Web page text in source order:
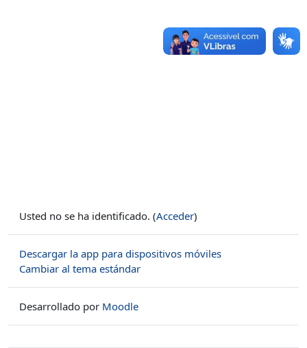
Usted no se ha identificado. (Acceder)
Descargar la app para dispositivos móviles
Cambiar al tema estándar
Desarrollado por Moodle